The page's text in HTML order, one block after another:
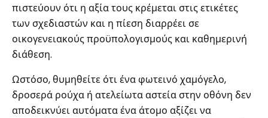
πιστεύουν ότι η αξία τους κρέμεται στις ετικέτες
των σχεδιαστών και η πίεση διαρρέει σε
οικογενειακούς προϋπολογισμούς και καθημερινή
διάθεση.
Ωστόσο, θυμηθείτε ότι ένα φωτεινό χαμόγελο,
δροσερά ρούχα ή ατελείωτα αστεία στην οθόνη δεν
αποδεικνύει αυτόματα ένα άτομο αξίζει να